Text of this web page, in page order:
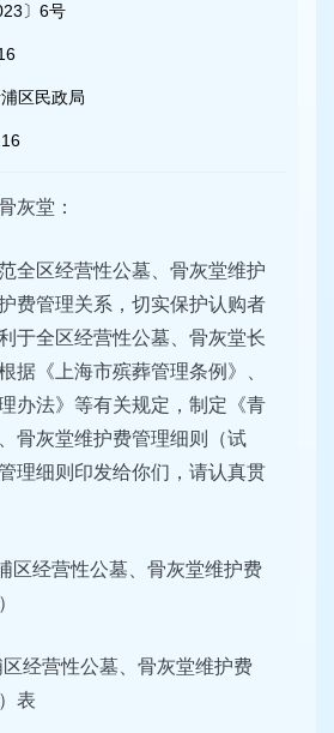
〕6号
区民政局
灰堂：
全区经营性公墓、骨灰堂维护
费管理关系，切实保护认购者
于全区经营性公墓、骨灰堂长
据《上海市殡葬管理条例》、
办法》等有关规定，制定《青
骨灰堂维护费管理细则（试
理细则印发给你们，请认真贯
区经营性公墓、骨灰堂维护费
营性公墓、骨灰堂维护费
表